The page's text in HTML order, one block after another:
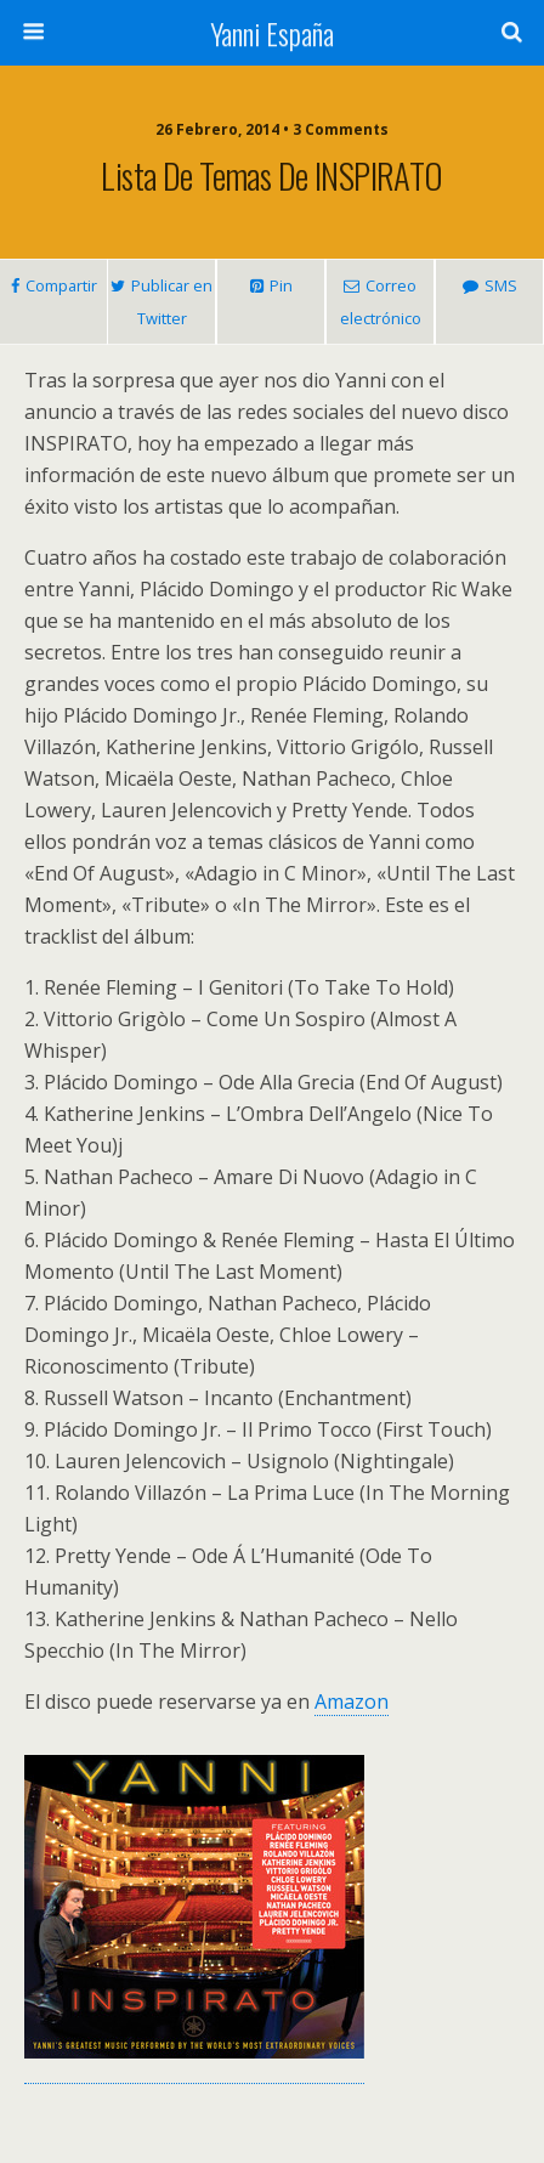
Yanni España
26 Febrero, 2014 • 3 Comments
Lista De Temas De INSPIRATO
Compartir
Publicar en
Twitter
Pin
Correo
electrónico
SMS
Tras la sorpresa que ayer nos dio Yanni con el
anuncio a través de las redes sociales del nuevo disco
INSPIRATO, hoy ha empezado a llegar más
información de este nuevo álbum que promete ser un
éxito visto los artistas que lo acompañan.
Cuatro años ha costado este trabajo de colaboración
entre Yanni, Plácido Domingo y el productor Ric Wake
que se ha mantenido en el más absoluto de los
secretos. Entre los tres han conseguido reunir a
grandes voces como el propio Plácido Domingo, su
hijo Plácido Domingo Jr., Renée Fleming, Rolando
Villazón, Katherine Jenkins, Vittorio Grigólo, Russell
Watson, Micaëla Oeste, Nathan Pacheco, Chloe
Lowery, Lauren Jelencovich y Pretty Yende. Todos
ellos pondrán voz a temas clásicos de Yanni como
«End Of August», «Adagio in C Minor», «Until The Last
Moment», «Tribute» o «In The Mirror». Este es el
tracklist del álbum:
1. Renée Fleming – I Genitori (To Take To Hold)
2. Vittorio Grigòlo – Come Un Sospiro (Almost A
Whisper)
3. Plácido Domingo – Ode Alla Grecia (End Of August)
4. Katherine Jenkins – L’Ombra Dell’Angelo (Nice To
Meet You)j
5. Nathan Pacheco – Amare Di Nuovo (Adagio in C
Minor)
6. Plácido Domingo & Renée Fleming – Hasta El Último
Momento (Until The Last Moment)
7. Plácido Domingo, Nathan Pacheco, Plácido
Domingo Jr., Micaëla Oeste, Chloe Lowery –
Riconoscimento (Tribute)
8. Russell Watson – Incanto (Enchantment)
9. Plácido Domingo Jr. – Il Primo Tocco (First Touch)
10. Lauren Jelencovich – Usignolo (Nightingale)
11. Rolando Villazón – La Prima Luce (In The Morning
Light)
12. Pretty Yende – Ode Á L’Humanité (Ode To
Humanity)
13. Katherine Jenkins & Nathan Pacheco – Nello
Specchio (In The Mirror)
El disco puede reservarse ya en Amazon